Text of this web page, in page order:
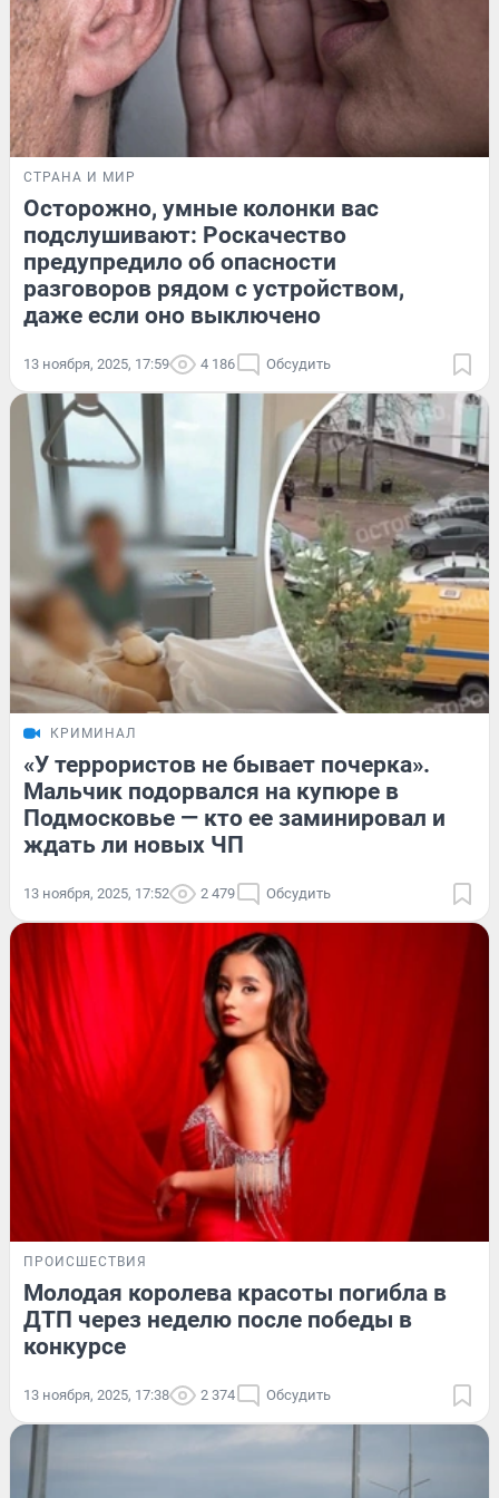
СТРАНА И МИР
Осторожно, умные колонки вас
подслушивают: Роскачество
предупредило об опасности
разговоров рядом с устройством,
даже если оно выключено
13 ноября, 2025, 17:59 4 186 Обсудить
КРИМИНАЛ
«У террористов не бывает почерка».
Мальчик подорвался на купюре в
Подмосковье — кто ее заминировал и
ждать ли новых ЧП
13 ноября, 2025, 17:52 2 479 Обсудить
ПРОИСШЕСТВИЯ
Молодая королева красоты погибла в
ДТП через неделю после победы в
конкурсе
13 ноября, 2025, 17:38 2 374 Обсудить